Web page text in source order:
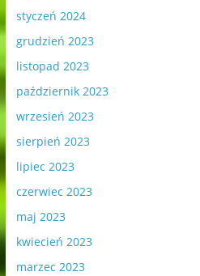
styczeń 2024
grudzień 2023
listopad 2023
październik 2023
wrzesień 2023
sierpień 2023
lipiec 2023
czerwiec 2023
maj 2023
kwiecień 2023
marzec 2023